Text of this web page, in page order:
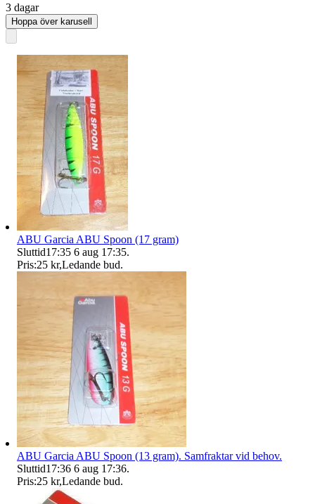
3 dagar
Hoppa över karusell
ABU Garcia ABU Spoon (17 gram)
Sluttid17:35 6 aug 17:35.
Pris:25 kr,Ledande bud.
ABU Garcia ABU Spoon (13 gram). Samfraktar vid behov.
Sluttid17:36 6 aug 17:36.
Pris:25 kr,Ledande bud.